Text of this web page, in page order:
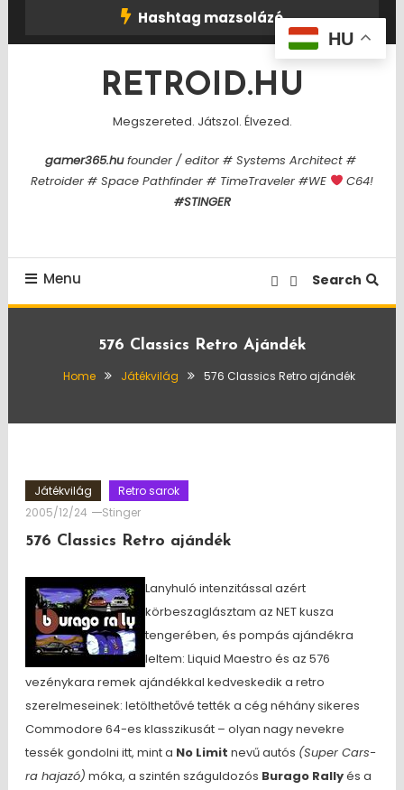
Hashtag mazsolázó
RETROID.HU
Megszereted. Játszol. Élvezed.
gamer365.hufounder / editor # Systems Architect #
Retroider # Space Pathfinder # TimeTraveler #WE
C64!
#STINGER
Menu Search
576 Classics Retro Ajándék
Home Játékvilág 576 Classics Retro ajándék
Játékvilág
Retro sarok
2005/12/24
Stinger
576 Classics Retro ajándék
Lanyhuló intenzitással azért
körbeszaglásztam az NET kusza
tengerében, és pompás ajándékra
leltem: Liquid Maestro és az 576
vezénykara remek ajándékkal kedveskedik a retro
szerelmeseinek: letölthetővé tették a cég néhány sikeres
Commodore 64-es klasszikusát – olyan nagy nevekre
tessék gondolni itt, mint a No Limit nevű autós (Super Cars-
ra hajazó) móka, a szintén száguldozós Burago Rallyés a
HU